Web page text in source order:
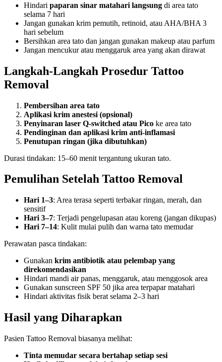
Hindari paparan sinar matahari langsung di area tato
selama 7 hari
Jangan gunakan krim pemutih, retinoid, atau AHA/BHA 3
hari sebelum
Bersihkan area tato dan jangan gunakan makeup atau parfum
Jangan mencukur atau menggaruk area yang akan dirawat
Langkah-Langkah Prosedur Tattoo
Removal
Pembersihan area tato
Aplikasi krim anestesi (opsional)
Penyinaran laser Q-switched atau Pico ke area tato
Pendinginan dan aplikasi krim anti-inflamasi
Penutupan ringan (jika dibutuhkan)
Durasi tindakan: 15–60 menit tergantung ukuran tato.
Pemulihan Setelah Tattoo Removal
Hari 1–3: Area terasa seperti terbakar ringan, merah, dan
sensitif
Hari 3–7: Terjadi pengelupasan atau koreng (jangan dikupas)
Hari 7–14: Kulit mulai pulih dan warna tato memudar
Perawatan pasca tindakan:
Gunakan krim antibiotik atau pelembap yang
direkomendasikan
Hindari mandi air panas, menggaruk, atau menggosok area
Gunakan sunscreen SPF 50 jika area terpapar matahari
Hindari aktivitas fisik berat selama 2–3 hari
Hasil yang Diharapkan
Pasien Tattoo Removal biasanya melihat:
Tinta memudar secara bertahap setiap sesi